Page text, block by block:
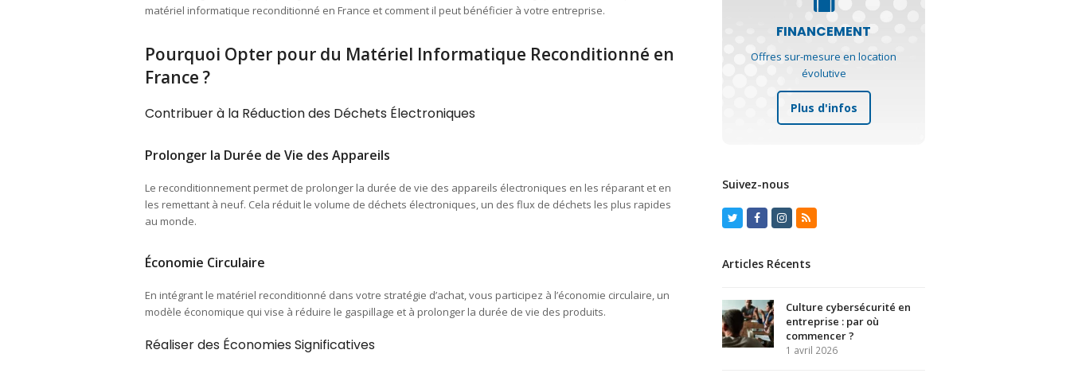
matériel informatique reconditionné en France et comment il peut bénéficier à votre entreprise.
Pourquoi Opter pour du Matériel Informatique Reconditionné en
France ?
Contribuer à la Réduction des Déchets Électroniques
Prolonger la Durée de Vie des Appareils
Le reconditionnement permet de prolonger la durée de vie des appareils électroniques en les réparant et en
les remettant à neuf. Cela réduit le volume de déchets électroniques, un des flux de déchets les plus rapides
au monde.
Économie Circulaire
En intégrant le matériel reconditionné dans votre stratégie d’achat, vous participez à l’économie circulaire, un
modèle économique qui vise à réduire le gaspillage et à prolonger la durée de vie des produits.
Réaliser des Économies Significatives
FINANCEMENT
Offres sur-mesure en location
évolutive
Plus d'infos
Suivez-nous
TwitterFacebook
Instagram
RSS
Articles Récents
Culture cybersécurité en
entreprise : par où
commencer ?
1 avril 2026